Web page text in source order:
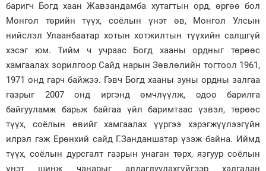
баригч Богд хаан Жавзандамба хутагтын орд, өргөө бол
Монгол төрийн түүх, соёлын үнэт өв, Монгол Улсын
нийслэл Улаанбаатар хотын хотжилтын түүхийн салшгүй
хэсэг юм. Тийм ч учраас Богд хааны ордныг төрөөс
хамгаалах зорилгоор Сайд нарын Зөвлөлийн тогтоол 1961,
1971 онд гарч байжээ. Гэвч Богд хааны зуны ордны залгаа
газрыг 2007 онд иргэнд өмчлүүлж, одоо барилга
байгууламж барьж байгаа үйл баримтаас үзвэл, төрөөс
түүх, соёлын өвийг хамгаалах үүргээ хэрэгжүүлээгүйн
илрэл гэж Ерөнхий сайд Г.Занданшатар үзэж байна. Иймд
түүх, соёлын дурсгалт газрын унаган төрх, язгуур соёлын
үнэт шинж чанарыг алдагдуулахгүйгээр хадгалан